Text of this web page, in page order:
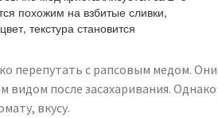
похожим на взбитые сливки,
текстура становится
перепутать с рапсовым медом. Они
после засахаривания. Однако
вкусу.